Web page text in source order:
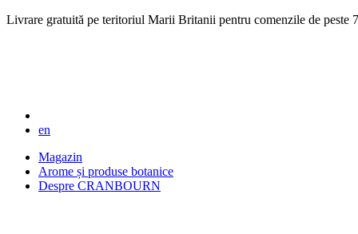
Livrare gratuită pe teritoriul Marii Britanii pentru comenzile de peste
en
Magazin
Arome și produse botanice
Despre CRANBOURN